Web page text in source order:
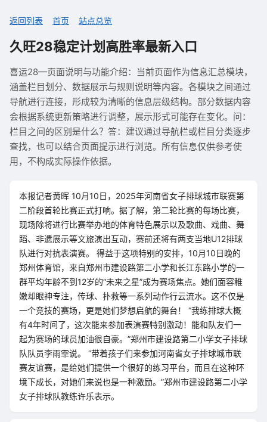
返回列表 首页 站点总览
久旺28稳定计划高胜率最新入口
喜运28—页面说明与功能介绍：当前页面作为信息汇总模块，
涵盖栏目划分、数据展示与规则说明等内容。各模块之间通过
导航进行连接，形成较为清晰的信息层级结构。部分数据内容
会根据系统更新策略进行调整，展示形式可能存在变化。问：
栏目之间的区别是什么？答：建议通过导航栏或栏目分类逐步
查找，也可以结合页面提示进行浏览。所有信息仅供参考使
用，不构成实际操作依据。
本报记者黄晖 10月10日，2025年河南省女子排球城市联赛第
二阶段首轮比赛正式打响。据了解，第二轮比赛的每场比赛，
现场除将进行比赛举办地的体育特色展示以及歌曲、戏曲、舞
蹈、非遗展示等文旅演出互动，赛前还将有两支当地U12排球
队进行对抗表演赛。 得益于这项特别的安排，10月10日晚的
郑州体育馆，来自郑州市建设路第二小学和长江东路小学的一
群平均年龄不到12岁的“未来之星”成为赛场焦点。她们面容稚
嫩却眼神专注，传球、扑救等一系列动作行云流水。这不仅是
一个竞技的赛场，更是她们梦想启航的舞台！ “我练排球大概
有4年时间了，这次能来参加表演赛特别激动！能和队友们一
起为赛场的球员加油很自豪。”郑州市建设路第二小学女子排球
队队员李雨霏说。 “带着孩子们来参加河南省女子排球城市联
赛友谊赛，是给她们提供一个很好的练习平台，而且在这种环
境下成长，对她们来说也是一种激励。”郑州市建设路第二小学
女子排球队教练许乐表示。